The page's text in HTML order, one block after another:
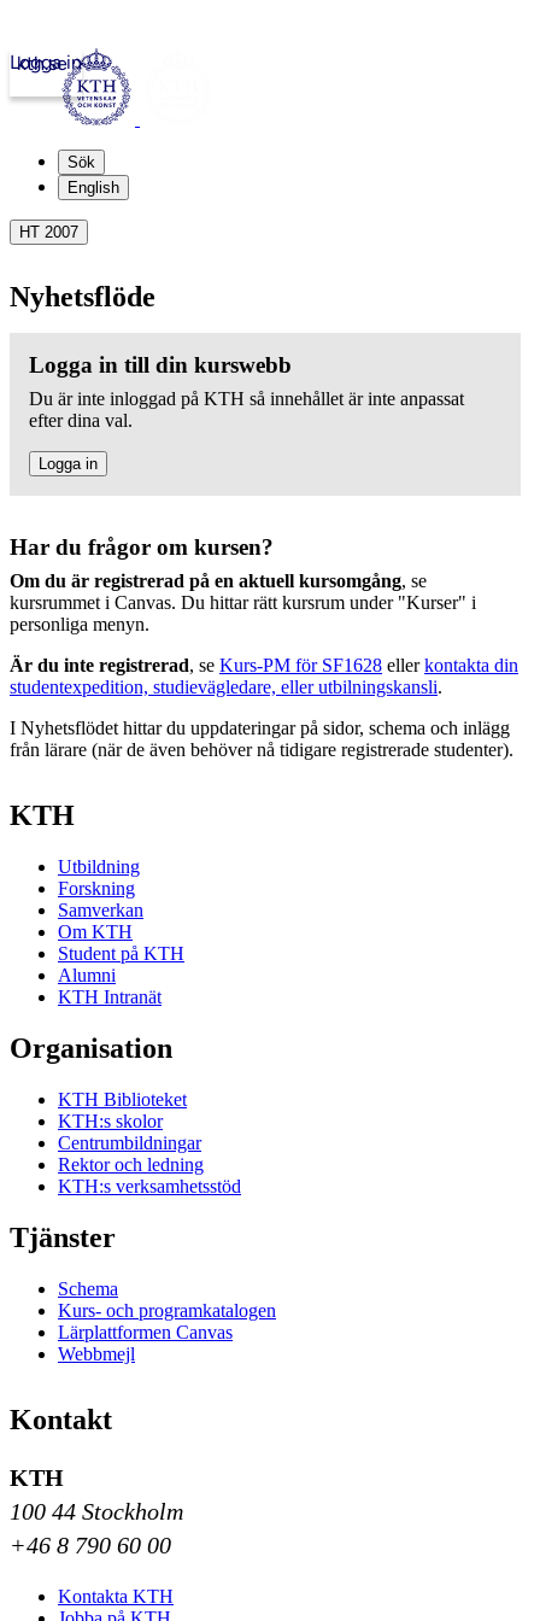
kth.se
Logga in
Sök
English
HT 2007
Nyhetsflöde
Logga in till din kurswebb
Du är inte inloggad på KTH så innehållet är inte anpassat
efter dina val.
Logga in
Har du frågor om kursen?
Om du är registrerad på en aktuell kursomgång, se
kursrummet i Canvas. Du hittar rätt kursrum under "Kurser" i
personliga menyn.
Är du inte registrerad, se Kurs-PM för SF1628 ellerkontakta din
studentexpedition, studievägledare, eller utbilningskansli.
I Nyhetsflödet hittar du uppdateringar på sidor, schema och inlägg
från lärare (när de även behöver nå tidigare registrerade studenter).
KTH
Utbildning
Forskning
Samverkan
Om KTH
Student på KTH
Alumni
KTH Intranät
Organisation
KTH Biblioteket
KTH:s skolor
Centrumbildningar
Rektor och ledning
KTH:s verksamhetsstöd
Tjänster
Schema
Kurs- och programkatalogen
Lärplattformen Canvas
Webbmejl
Kontakt
KTH
100 44 Stockholm
+46 8 790 60 00
Kontakta KTH